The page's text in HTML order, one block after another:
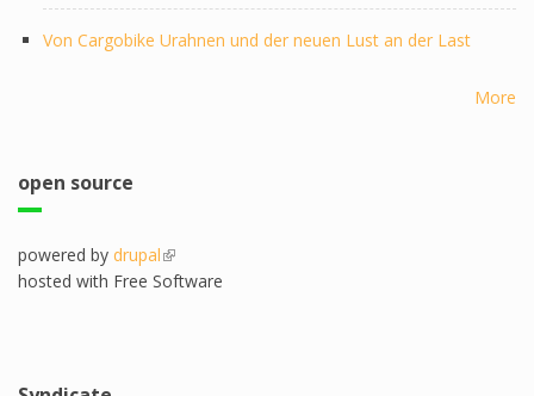
Von Cargobike Urahnen und der neuen Lust an der Last
More
open source
powered by drupal(link is external)
hosted with Free Software